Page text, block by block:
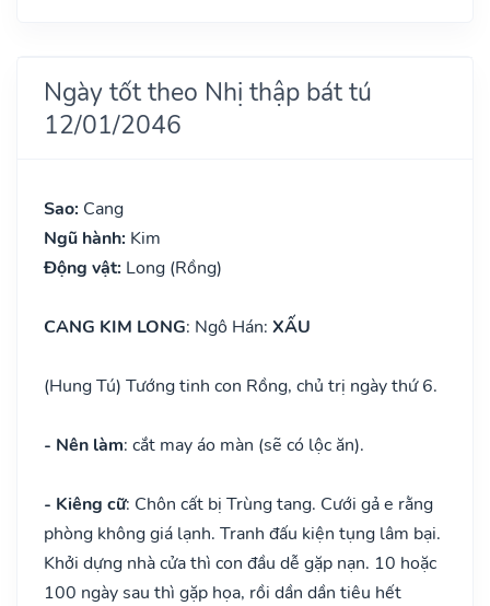
Ngày tốt theo Nhị thập bát tú
12/01/2046
Sao: Cang
Ngũ hành: Kim
Động vật: Long (Rồng)
CANG KIM LONG: Ngô Hán: XẤU
(Hung Tú) Tướng tinh con Rồng, chủ trị ngày thứ 6.
- Nên làm: cắt may áo màn (sẽ có lộc ăn).
- Kiêng cữ: Chôn cất bị Trùng tang. Cưới gả e rằng
phòng không giá lạnh. Tranh đấu kiện tụng lâm bại.
Khởi dựng nhà cửa thì con đầu dễ gặp nạn. 10 hoặc
100 ngày sau thì gặp họa, rồi dần dần tiêu hết